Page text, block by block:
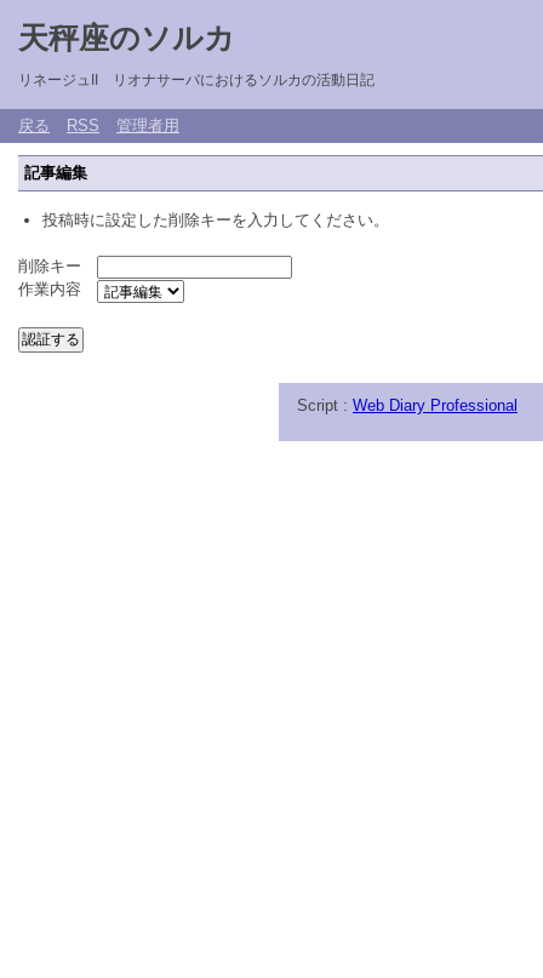
天秤座のソルカ
リネージュII リオナサーバにおけるソルカの活動日記
戻る RSS 管理者用
記事編集
投稿時に設定した削除キーを入力してください。
削除キー
作業内容
Script : Web Diary Professional